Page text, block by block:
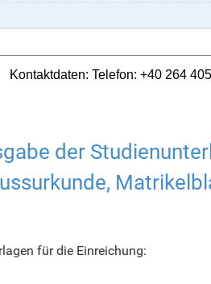
Kontaktdaten: Telefon: +40 264
Delia Raita
der
für die Einreichung: